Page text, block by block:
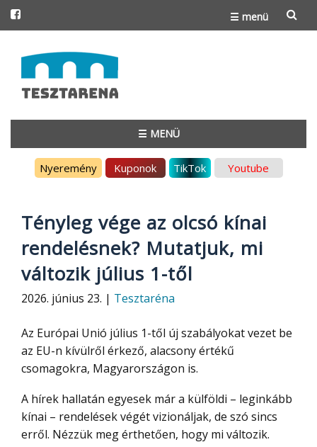
☰ menü
to
content
☰ MENÜ
Nyeremény Kuponok TikTok Youtube
Tényleg vége az olcsó kínai
rendelésnek? Mutatjuk, mi
változik július 1-től
2026. június 23. | Tesztaréna
Az Európai Unió július 1-től új szabályokat vezet be
az EU-n kívülről érkező, alacsony értékű
csomagokra, Magyarországon is.
A hírek hallatán egyesek már a külföldi – leginkább
kínai – rendelések végét vizionáljak, de szó sincs
erről. Nézzük meg érthetően, hogy mi változik.